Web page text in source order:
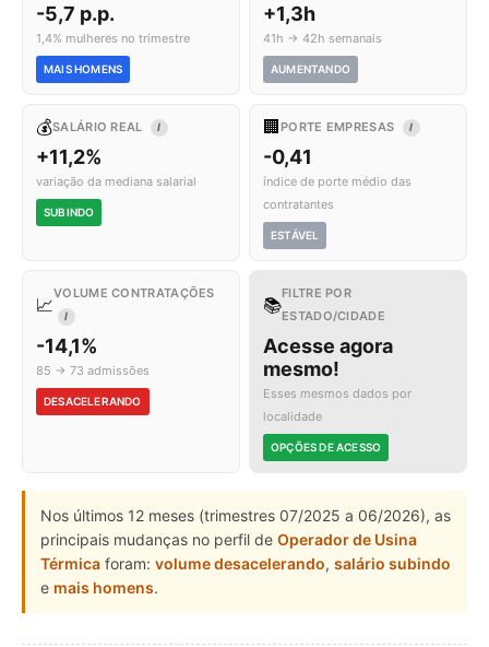
-5,7 p.p.
1,4% mulheres no trimestre
MAIS HOMENS
+1,3h
41h → 42h semanais
AUMENTANDO
💰SALÁRIO REAL I
+11,2%
variação da mediana salarial
SUBINDO
🏢 PORTE EMPRESAS I
-0,41
índice de porte médio das
contratantes
ESTÁVEL
📈
VOLUME CONTRATAÇÕES
I
-14,1%
85 → 73 admissões
DESACELERANDO
📚
FILTRE POR
ESTADO/CIDADE
Acesse agora
mesmo!
Esses mesmos dados por
localidade
OPÇÕES DE ACESSO
Nos últimos 12 meses (trimestres 07/2025 a 06/2026), as
principais mudanças no perfil de Operador de Usina
Térmica foram: volume desacelerando, salário subindo
e mais homens.